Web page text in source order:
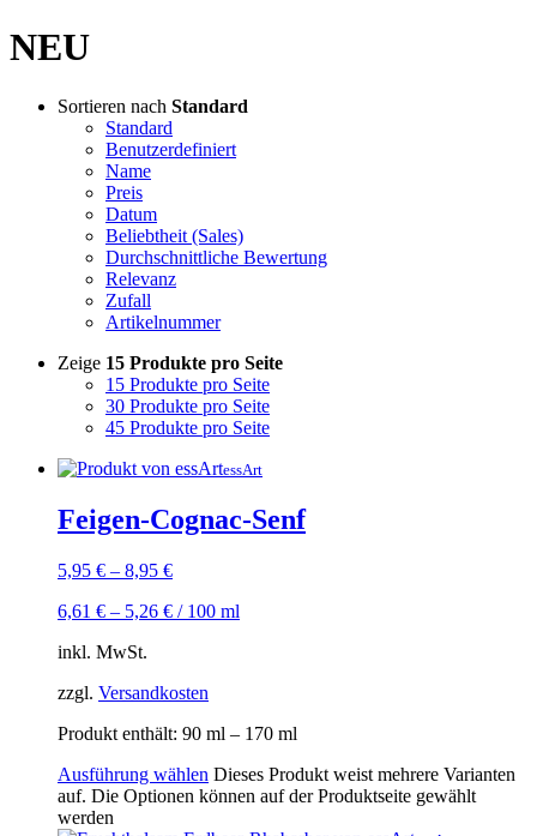
NEU
Sortieren nach Standard
Standard
Benutzerdefiniert
Name
Preis
Datum
Beliebtheit (Sales)
Durchschnittliche Bewertung
Relevanz
Zufall
Artikelnummer
Zeige 15 Produkte pro Seite
15 Produkte pro Seite
30 Produkte pro Seite
45 Produkte pro Seite
essArt
Feigen-Cognac-Senf
5,95 € – 8,95 €
6,61 € – 5,26 € / 100 ml
inkl. MwSt.
zzgl. Versandkosten
Produkt enthält: 90 ml – 170 ml
Ausführung wählen Dieses Produkt weist mehrere Varianten
auf. Die Optionen können auf der Produktseite gewählt
werden